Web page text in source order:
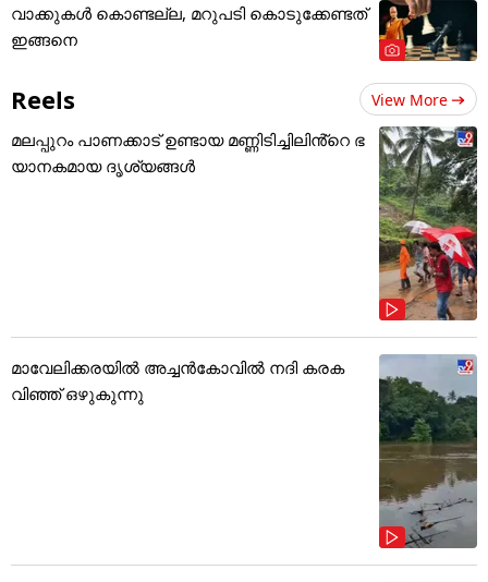
വാക്കുകൾ കൊണ്ടല്ല, മറുപടി കൊടുക്കേണ്ടത്
ഇങ്ങനെ
Reels View More
മലപ്പുറം പാണക്കാട് ഉണ്ടായ മണ്ണിടിച്ചിലിൻ്റെ ഭ
യാനകമായ ദൃശ്യങ്ങൾ
മാവേലിക്കരയിൽ അച്ചൻകോവിൽ നദി കരക
വിഞ്ഞ് ഒഴുകുന്നു